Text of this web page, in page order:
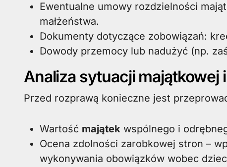
Ewentualne umowy rozdzielności
małżeństwa.
Dokumenty dotyczące zobowiązań:
Dowody przemocy lub nadużyć (np.
Analiza sytuacji majątkowej
Przed rozprawą konieczne jest
Wartość majątek wspólnego i
Ocena zdolności zarobkowej stron –
wykonywania obowiązków wobec